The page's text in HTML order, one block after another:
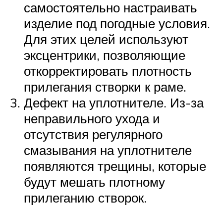
самостоятельно настраивать
изделие под погодные условия.
Для этих целей используют
эксцентрики, позволяющие
откорректировать плотность
прилегания створки к раме.
Дефект на уплотнителе. Из-за
неправильного ухода и
отсутствия регулярного
смазывания на уплотнителе
появляются трещины, которые
будут мешать плотному
прилеганию створок.